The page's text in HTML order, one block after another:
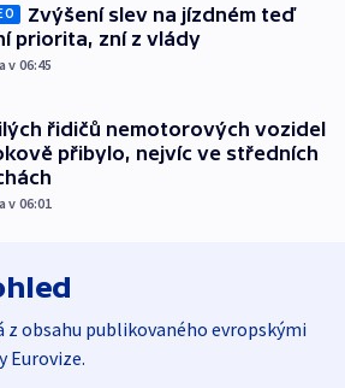
Zvýšení slev na jízdném teď
priorita, zní z vlády
v 06:45
řidičů nemotorových vozidel
přibylo, nejvíc ve středních
v 06:01
z obsahu publikovaného evropskými
Eurovize.